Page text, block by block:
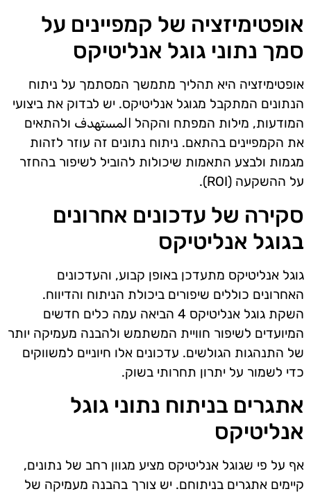
אופטימיזציה של קמפיינים על
סמך נתוני גוגל אנליטיקס
אופטימיזציה היא תהליך מתמשך המסתמך על ניתוח
הנתונים המתקבל מגוגל אנליטיקס. יש לבדוק את ביצועי
המודעות, מילות המפתח והקהל المستهدف ולהתאים
את הקמפיינים בהתאם. ניתוח נתונים זה עוזר לזהות
מגמות ולבצע התאמות שיכולות להוביל לשיפור בהחזר
על ההשקעה (ROI).
סקירה של עדכונים אחרונים
בגוגל אנליטיקס
גוגל אנליטיקס מתעדכן באופן קבוע, והעדכונים
האחרונים כוללים שיפורים ביכולת הניתוח והדיווח.
השקת גוגל אנליטיקס 4 הביאה עמה כלים חדשים
המיועדים לשיפור חוויית המשתמש ולהבנה מעמיקה יותר
של התנהגות הגולשים. עדכונים אלו חיוניים למשווקים
כדי לשמור על יתרון תחרותי בשוק.
אתגרים בניתוח נתוני גוגל
אנליטיקס
אף על פי שגוגל אנליטיקס מציע מגוון רחב של נתונים,
קיימים אתגרים בניתוחם. יש צורך בהבנה מעמיקה של